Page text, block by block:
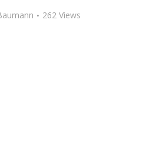
262 Views